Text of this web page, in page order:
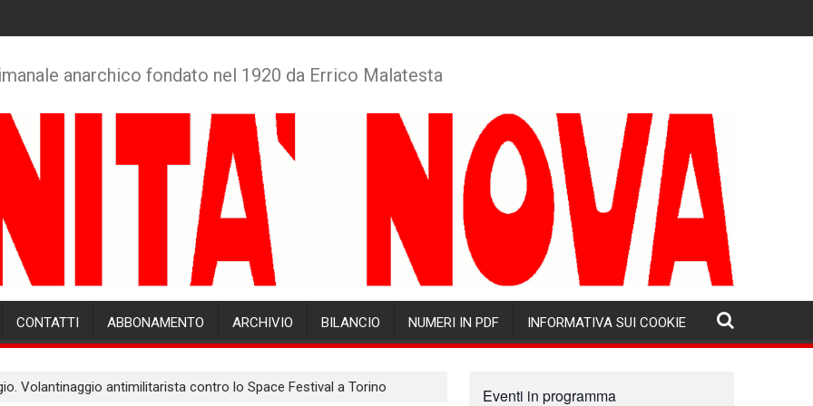
anarchico fondato nel 1920 da Errico Malatesta
CONTATTI ABBONAMENTO ARCHIVIO BILANCIO NUMERI IN PDF INFORMATIVA SUI COOKIE
Volantinaggio antimilitarista contro lo Space Festival a Torino Eventi in programma